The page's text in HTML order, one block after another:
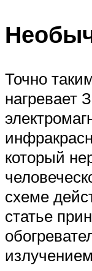
Точно
нагревает
который
схеме
статье